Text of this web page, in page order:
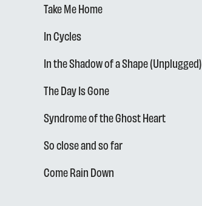
Take Me Home
In Cycles
In the Shadow of a Shape (Unplugged)
The Day Is Gone
Syndrome of the Ghost Heart
So close and so far
Come Rain Down